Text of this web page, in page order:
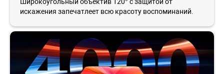
искажения запечатлеет всю красоту воспоминаний.